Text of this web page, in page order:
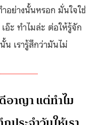
อย่างนั้นหรอก มั่นใจใช่
อ๊ะ ทำไมล่ะ ต่อให้รู้จัก
น เรารู้สึกว่ามันไม่
อาญา แต่ทำไม